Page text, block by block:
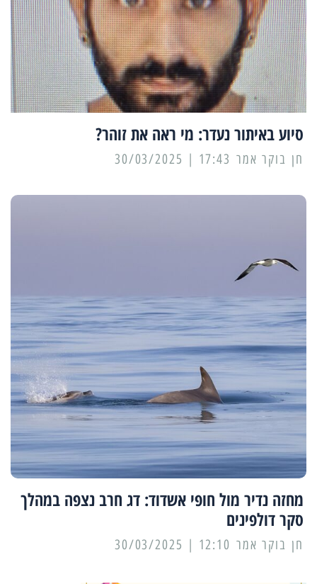
סיוע באיתור נעדר: מי ראה את זוהר?
17:43 | 30/03/2025
מחזה נדיר מול חופי אשדוד: דג חרב נצפה במהלך
סקר דולפינים
12:10 | 30/03/2025